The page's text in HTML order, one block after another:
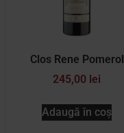
Clos Rene Pomerol
245,00 lei
Adaugă în coș